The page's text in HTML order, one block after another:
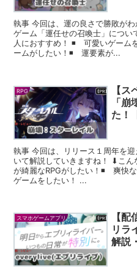
執事 今回は、運の良さで勝敗が
ゲーム「運任せの召喚士」につ
人におすすめ！ ◾️ 可愛いゲーム
ームがしたい！◾️ 運要素が...
RPG
【
「
た！
執事 今回は、リリース１周年を
いて解説していきますね！ ⬇︎こ
が綺麗なRPGがしたい！◾️ 爽快
ゲームをしたい！ ...
スマホゲームアプリ
【
リラ
解説